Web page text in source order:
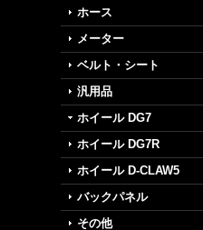
ホース
メーター
ベルト・シート
汎用品
ホイール DG7
ホイール DG7R
ホイール D-CLAW5
バックパネル
その他